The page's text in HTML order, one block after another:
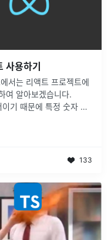
사용하기
서는 리액트 프로젝트에
여 알아보겠습니다.
기 때문에 특정 숫자 변
넣을 수도 있고, null을
133